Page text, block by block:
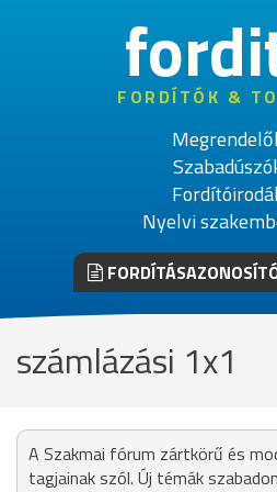
FORDÍTÓK &
Nyelvi
számlázási 1x1
A Szakmai fórum zártkörű és
tagjainak szól. Új témák